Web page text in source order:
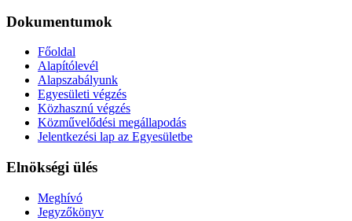
Dokumentumok
Főoldal
Alapítólevél
Alapszabályunk
Egyesületi végzés
Közhasznú végzés
Közművelődési megállapodás
Jelentkezési lap az Egyesületbe
Elnökségi ülés
Meghívó
Jegyzőkönyv